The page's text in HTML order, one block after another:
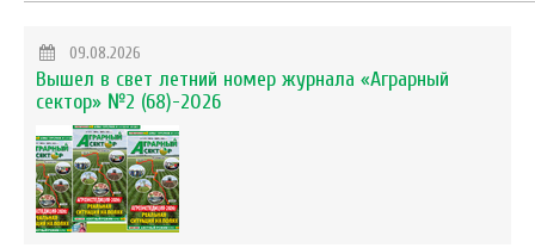
09.08.2026
Вышел в свет летний номер журнала «Аграрный
сектор» №2 (68)-2026